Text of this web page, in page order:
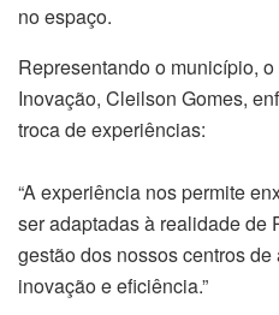
no espaço. ​
Representando o município,
Inovação, Cleilson Gomes,
troca de experiências:
“A experiência nos permite
ser adaptadas à realidade de
gestão dos nossos centros
inovação e eficiência.”​